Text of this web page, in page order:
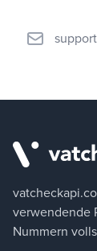
verwendende
Nummern